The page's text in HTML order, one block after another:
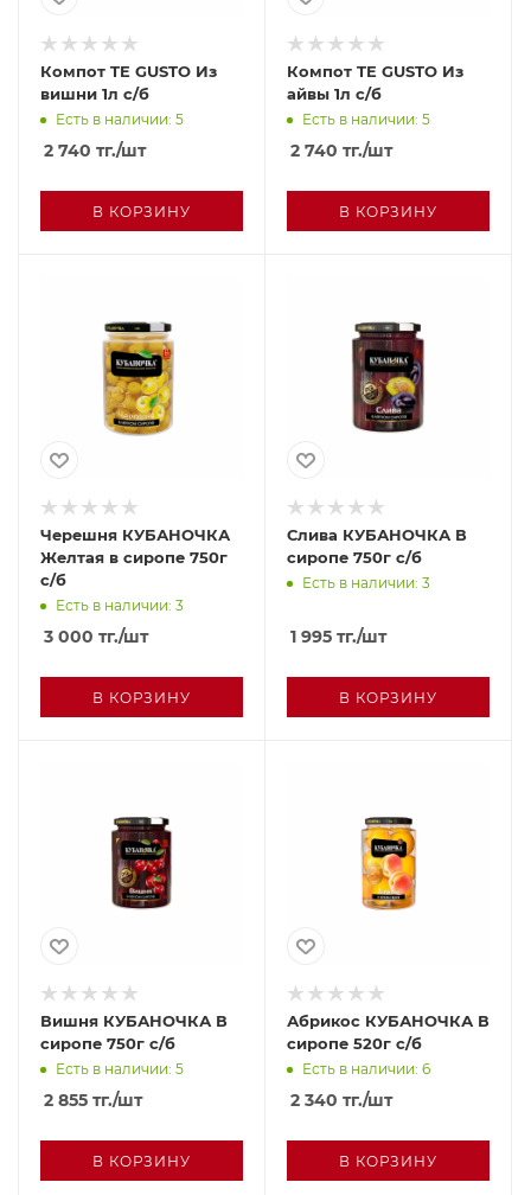
Компот TE GUSTO Из
вишни 1л с/б
Есть в наличии: 5
2 740 тг./шт
В КОРЗИНУ
Компот TE GUSTO Из
айвы 1л с/б
Есть в наличии: 5
2 740 тг./шт
В КОРЗИНУ
Черешня КУБАНОЧКА
Желтая в сиропе 750г
с/б
Есть в наличии: 3
3 000 тг./шт
В КОРЗИНУ
Слива КУБАНОЧКА В
сиропе 750г с/б
Есть в наличии: 3
1 995 тг./шт
В КОРЗИНУ
Вишня КУБАНОЧКА В
сиропе 750г с/б
Есть в наличии: 5
2 855 тг./шт
В КОРЗИНУ
Абрикос КУБАНОЧКА В
сиропе 520г с/б
Есть в наличии: 6
2 340 тг./шт
В КОРЗИНУ